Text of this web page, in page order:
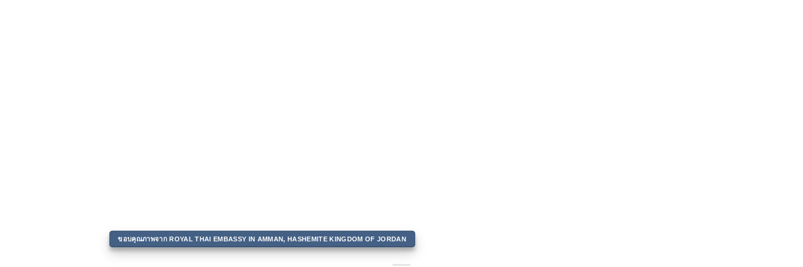
ขอบคุณภาพจาก ROYAL THAI EMBASSY IN AMMAN, HASHEMITE KINGDOM OF JORDAN